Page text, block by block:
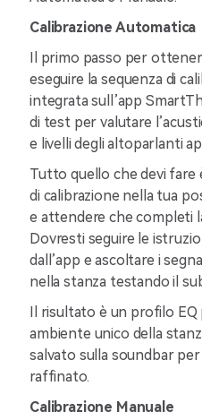
Calibrazione Automatica
Il primo passo per
eseguire la sequenza di
integrata sull’app
di test per valutare
e livelli degli altoparlanti
Tutto quello che devi fare
di calibrazione nella tua
e attendere che completi
Dovresti seguire le
dall’app e ascoltare i
nella stanza testando il
Il risultato è un profilo
ambiente unico della
salvato sulla soundbar
raffinato.
Calibrazione Manuale